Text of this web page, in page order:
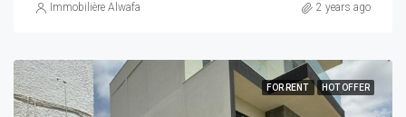
Immobilière Alwafa 2 years ago
FOR RENT HOT OFFER